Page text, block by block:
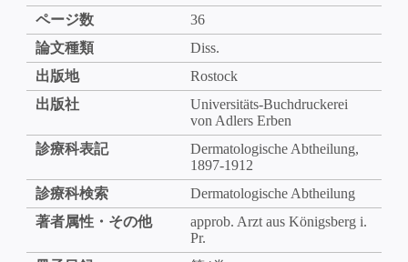
ページ数
36
論文種類
Diss.
出版地
Rostock
出版社
Universitäts-Buchdruckerei
von Adlers Erben
診療科表記
Dermatologische Abtheilung,
1897-1912
診療科検索
Dermatologische Abtheilung
著者属性・その他
approb. Arzt aus Königsberg i.
Pr.